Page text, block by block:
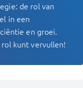
de rol van
in een
en groei.
kunt vervullen!